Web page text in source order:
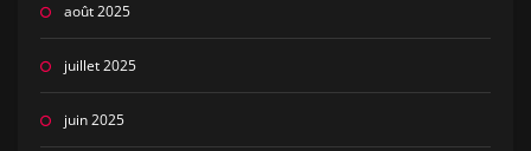
août 2025
juillet 2025
juin 2025